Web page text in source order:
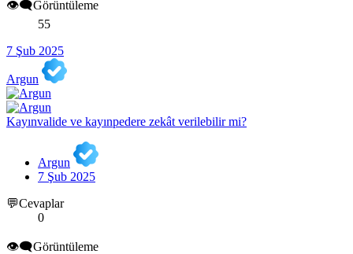
👁️‍🗨️Görüntüleme
55
7 Şub 2025
Argun
Kayınvalide ve kayınpedere zekât verilebilir mi?
Argun
7 Şub 2025
💬Cevaplar
0
👁️‍🗨️Görüntüleme